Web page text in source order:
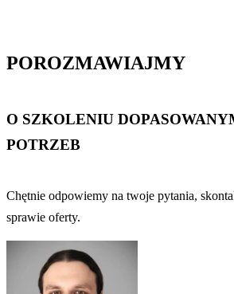
POROZMAWIAJMY
O SZKOLENIU
POTRZEB
Chętnie odpowiemy na twoje pytania,
sprawie oferty.